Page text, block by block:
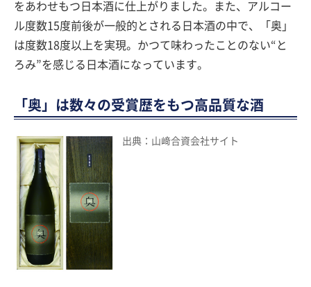
をあわせもつ日本酒に仕上がりました。また、アルコー
ル度数15度前後が一般的とされる日本酒の中で、「奥」
は度数18度以上を実現。かつて味わったことのない“と
ろみ”を感じる日本酒になっています。
「奥」は数々の受賞歴をもつ高品質な酒
出典：山﨑合資会社サイト